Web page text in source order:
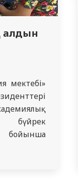
алдын
мектебі»
бүйрек
бойынша